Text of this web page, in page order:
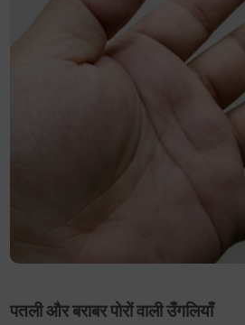
पतली और बराबर पोरों वाली उँगलियाँ